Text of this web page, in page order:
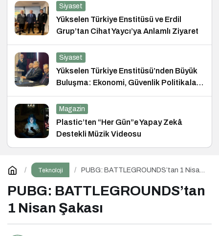
Siyaset
Yükselen Türkiye Enstitüsü ve Erdil
Grup’tan Cihat Yaycı’ya Anlamlı Ziyaret
Siyaset
Yükselen Türkiye Enstitüsü’nden Büyük
Buluşma: Ekonomi, Güvenlik Politikaları
ve Hukuk Konferansı
Magazin
Plastic’ten “Her Gün”e Yapay Zekâ
Destekli Müzik Videosu
Teknoloji
PUBG: BATTLEGROUNDS’tan 1 Nisan
PUBG: BATTLEGROUNDS’tan
1 Nisan Şakası